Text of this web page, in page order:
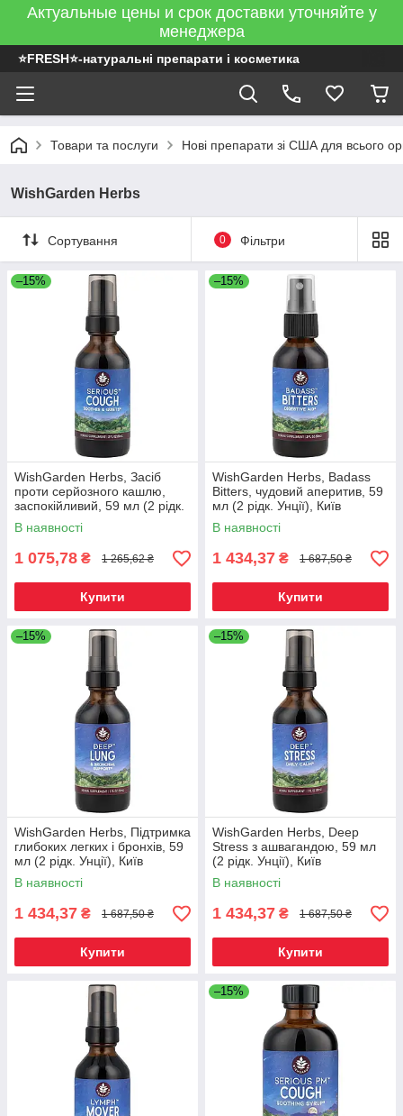
Актуальные цены и срок доставки уточняйте у
менеджера
⭐FRESH⭐-натуральні препарати і косметика
Товари та послуги Нові препарати зі США для всього
WishGarden Herbs
Сортування 0 Фільтри
–15%
WishGarden Herbs, Засіб
проти серйозного кашлю,
заспокійливий, 59 мл (2 рідк.
Унції), Київ
В наявності
1 075,78 ₴ 1 265,62 ₴
Купити
–15%
WishGarden Herbs, Badass
Bitters, чудовий аперитив, 59
мл (2 рідк. Унції), Київ
В наявності
1 434,37 ₴ 1 687,50 ₴
Купити
–15%
WishGarden Herbs, Підтримка
глибоких легких і бронхів, 59
мл (2 рідк. Унції), Київ
В наявності
1 434,37 ₴ 1 687,50 ₴
Купити
–15%
WishGarden Herbs, Deep
Stress з ашвагандою, 59 мл
(2 рідк. Унції), Київ
В наявності
1 434,37 ₴ 1 687,50 ₴
Купити
–15%